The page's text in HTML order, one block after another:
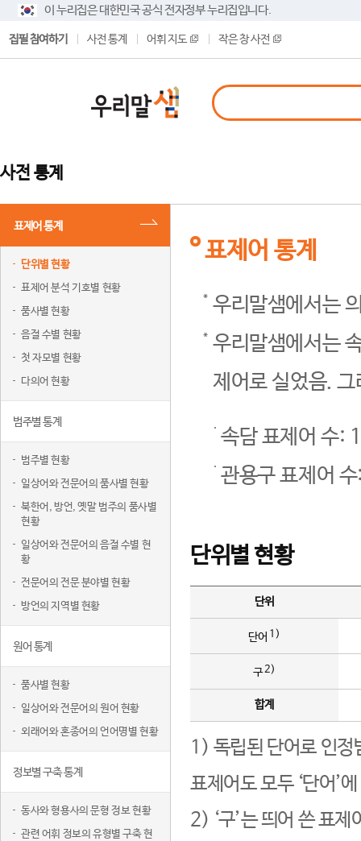
이 누리집은 대한민국 공식 전자정부 누리집입니다.
집필 참여하기 사전 통계 어휘 지도 작은 창 사전
사전 통계
표제어 통계
단위별 현황
표제어 분석 기호별 현황
품사별 현황
음절 수별 현황
첫 자모별 현황
다의어 현황
범주별 통계
범주별 현황
일상어와 전문어의 품사별 현황
북한어, 방언, 옛말 범주의 품사별
현황
일상어와 전문어의 음절 수별 현
황
전문어의 전문 분야별 현황
방언의 지역별 현황
원어 통계
품사별 현황
일상어와 전문어의 원어 현황
외래어와 혼종어의 언어명별 현황
정보별 구축 통계
동사와 형용사의 문형 정보 현황
관련 어휘 정보의 유형별 구축 현
표제어 통계
우리말샘에서는
우리말샘에서는
제어로 실었음.
속담 표제어 수:
관용구 표제어
단위별 현황
단위
단어 1)
구2)
합계
1) 독립된 단어로 인정
표제어도 모두 ‘단어’
2) ‘구’는 띄어 쓴 표